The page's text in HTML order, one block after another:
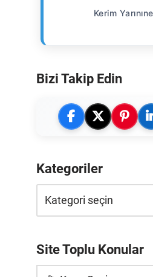
Kerim
Bizi Takip Edin
Kategoriler
Site Toplu Konular